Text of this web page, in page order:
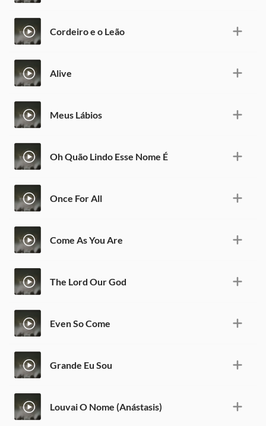
Cordeiro e o Leão
Alive
Meus Lábios
Oh Quão Lindo Esse Nome É
Once For All
Come As You Are
The Lord Our God
Even So Come
Grande Eu Sou
Louvai O Nome (Anástasis)